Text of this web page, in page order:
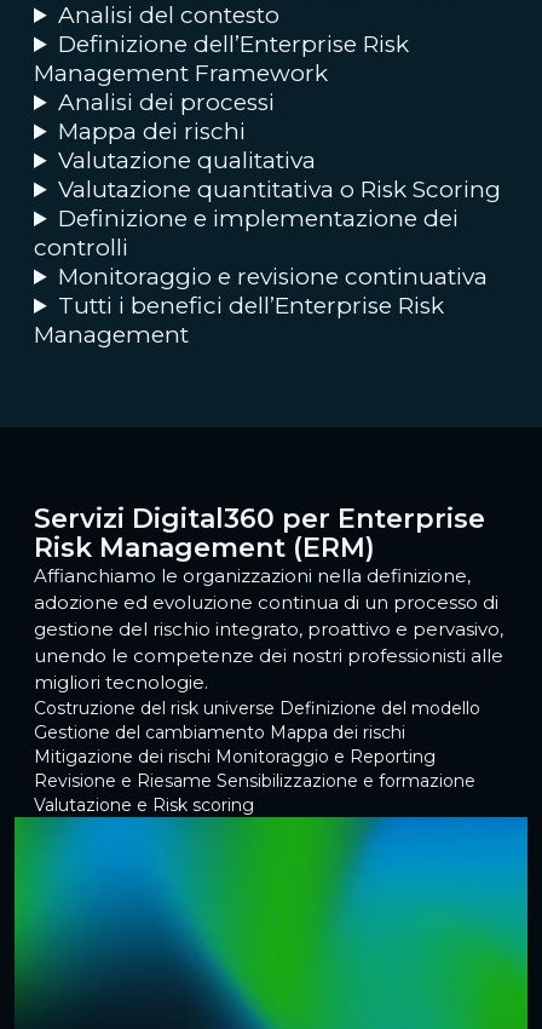
Analisi del contesto
Definizione dell’Enterprise Risk
Management Framework
Analisi dei processi
Mappa dei rischi
Valutazione qualitativa
Valutazione quantitativa o Risk Scoring
Definizione e implementazione dei
controlli
Monitoraggio e revisione continuativa
Tutti i benefici dell’Enterprise Risk
Management
Servizi Digital360 per Enterprise
Risk Management (ERM)
Affianchiamo le organizzazioni nella definizione,
adozione ed evoluzione continua di un processo di
gestione del rischio integrato, proattivo e pervasivo,
unendo le competenze dei nostri professionisti alle
migliori tecnologie.
Costruzione del risk universe Definizione del modello
Gestione del cambiamento Mappa dei rischi
Mitigazione dei rischi Monitoraggio e Reporting
Revisione e Riesame Sensibilizzazione e formazione
Valutazione e Risk scoring